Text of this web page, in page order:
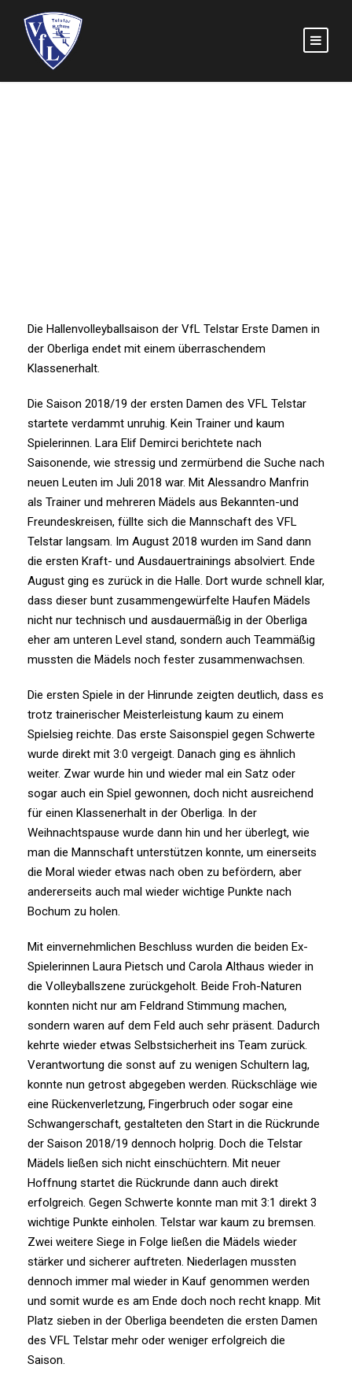
Die Hallenvolleyballsaison der VfL Telstar Erste Damen in
der Oberliga endet mit einem überraschendem
Klassenerhalt.
Die Saison 2018/19 der ersten Damen des VFL Telstar
startete verdammt unruhig. Kein Trainer und kaum
Spielerinnen. Lara Elif Demirci berichtete nach
Saisonende, wie stressig und zermürbend die Suche nach
neuen Leuten im Juli 2018 war. Mit Alessandro Manfrin
als Trainer und mehreren Mädels aus Bekannten-und
Freundeskreisen, füllte sich die Mannschaft des VFL
Telstar langsam. Im August 2018 wurden im Sand dann
die ersten Kraft- und Ausdauertrainings absolviert. Ende
August ging es zurück in die Halle. Dort wurde schnell klar,
dass dieser bunt zusammengewürfelte Haufen Mädels
nicht nur technisch und ausdauermäßig in der Oberliga
eher am unteren Level stand, sondern auch Teammäßig
mussten die Mädels noch fester zusammenwachsen.
Die ersten Spiele in der Hinrunde zeigten deutlich, dass es
trotz trainerischer Meisterleistung kaum zu einem
Spielsieg reichte. Das erste Saisonspiel gegen Schwerte
wurde direkt mit 3:0 vergeigt. Danach ging es ähnlich
weiter. Zwar wurde hin und wieder mal ein Satz oder
sogar auch ein Spiel gewonnen, doch nicht ausreichend
für einen Klassenerhalt in der Oberliga. In der
Weihnachtspause wurde dann hin und her überlegt, wie
man die Mannschaft unterstützen konnte, um einerseits
die Moral wieder etwas nach oben zu befördern, aber
andererseits auch mal wieder wichtige Punkte nach
Bochum zu holen.
Mit einvernehmlichen Beschluss wurden die beiden Ex-
Spielerinnen Laura Pietsch und Carola Althaus wieder in
die Volleyballszene zurückgeholt. Beide Froh-Naturen
konnten nicht nur am Feldrand Stimmung machen,
sondern waren auf dem Feld auch sehr präsent. Dadurch
kehrte wieder etwas Selbstsicherheit ins Team zurück.
Verantwortung die sonst auf zu wenigen Schultern lag,
konnte nun getrost abgegeben werden. Rückschläge wie
eine Rückenverletzung, Fingerbruch oder sogar eine
Schwangerschaft, gestalteten den Start in die Rückrunde
der Saison 2018/19 dennoch holprig. Doch die Telstar
Mädels ließen sich nicht einschüchtern. Mit neuer
Hoffnung startet die Rückrunde dann auch direkt
erfolgreich. Gegen Schwerte konnte man mit 3:1 direkt 3
wichtige Punkte einholen. Telstar war kaum zu bremsen.
Zwei weitere Siege in Folge ließen die Mädels wieder
stärker und sicherer auftreten. Niederlagen mussten
dennoch immer mal wieder in Kauf genommen werden
und somit wurde es am Ende doch noch recht knapp. Mit
Platz sieben in der Oberliga beendeten die ersten Damen
des VFL Telstar mehr oder weniger erfolgreich die
Saison.